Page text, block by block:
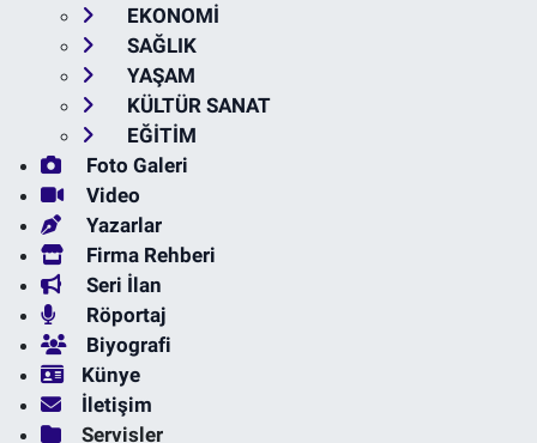
EKONOMİ
SAĞLIK
YAŞAM
KÜLTÜR SANAT
EĞİTİM
Foto Galeri
Video
Yazarlar
Firma Rehberi
Seri İlan
Röportaj
Biyografi
Künye
İletişim
Servisler